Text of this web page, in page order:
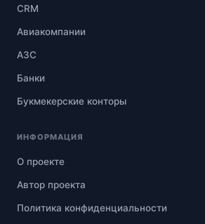
CRM
Авиакомпании
АЗС
Банки
Букмекерские конторы
ИНФОРМАЦИЯ
О проекте
Автор проекта
Политика конфиденциальности